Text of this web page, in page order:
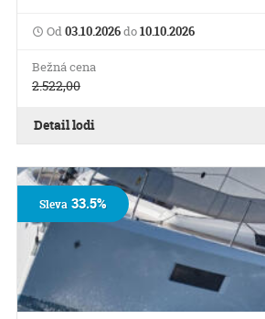
Od03.10.2026do10.10.2026
Bežná cena
2.522,00
Detail lodi
Sleva33.5%